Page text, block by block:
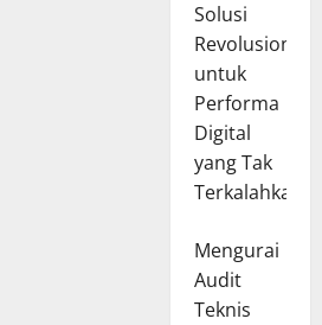
Solusi
Revolusioner
untuk
Performa
Digital
yang Tak
Terkalahkan
Mengurai
Audit
Teknis